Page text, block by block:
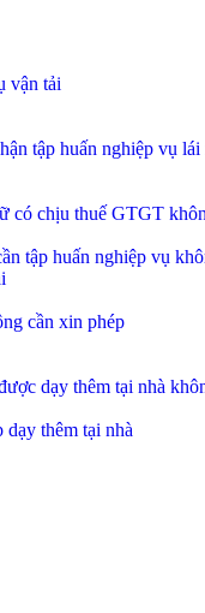
vận tải
tập huấn nghiệp vụ
có chịu thuế GTGT
tập huấn nghiệp vụ
cần xin phép
dạy thêm tại nhà
thêm tại nhà